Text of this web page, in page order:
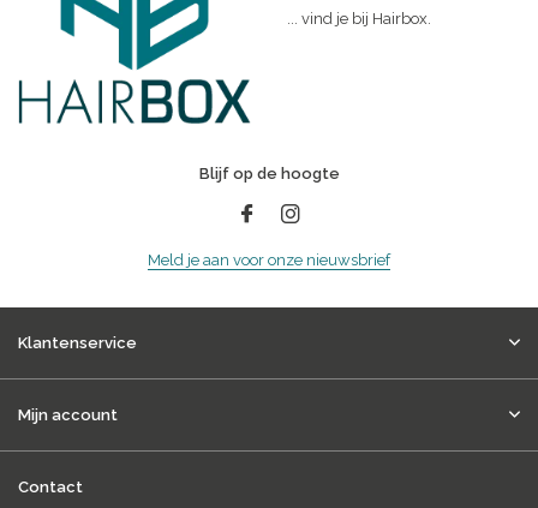
... vind je bij Hairbox.
Blijf op de hoogte
Meld je aan voor onze nieuwsbrief
Klantenservice
Mijn account
Contact